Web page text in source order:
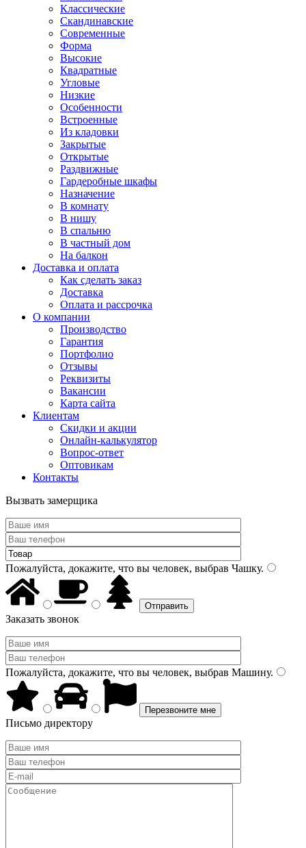
Классические
Скандинавские
Современные
Форма
Высокие
Квадратные
Угловые
Низкие
Особенности
Встроенные
Из кладовки
Закрытые
Открытые
Раздвижные
Гардеробные шкафы
Назначение
В комнату
В нишу
В спальню
В частный дом
На балкон
Доставка и оплата
Как сделать заказ
Доставка
Оплата и рассрочка
О компании
Производство
Гарантия
Портфолио
Отзывы
Реквизиты
Вакансии
Карта сайта
Клиентам
Скидки и акции
Онлайн-калькулятор
Вопрос-ответ
Оптовикам
Контакты
Вызвать замерщика
Пожалуйста, докажите, что вы человек, выбрав Чашку.
Заказать звонок
Пожалуйста, докажите, что вы человек, выбрав Машину.
Письмо директору